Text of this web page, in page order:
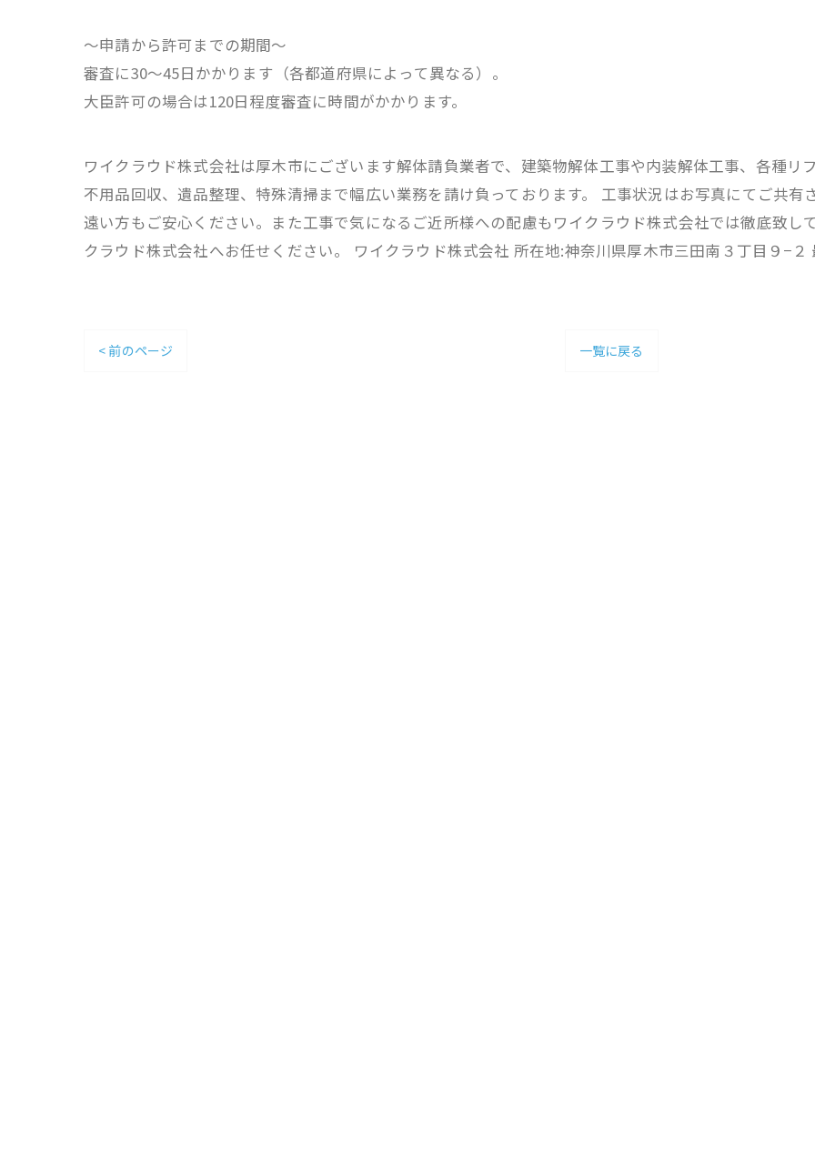
～申請から許可までの期間～
審査に30～45日かかります（各都道府県によって異なる）。
大臣許可の場合は120日程度審査に時間がかかります。
ワイクラウド株式会社は厚木市にございます解体請負業者で、建築物解体工事や内装解体工事、各種リ
不用品回収、遺品整理、特殊清掃まで幅広い業務を請け負っております。 工事状況はお写真にてご共
遠い方もご安心ください。また工事で気になるご近所様への配慮もワイクラウド株式会社では徹底致し
クラウド株式会社へお任せください。 ワイクラウド株式会社 所在地:神奈川県厚木市三田南３丁目９−２
< 前のページ 一覧に戻る